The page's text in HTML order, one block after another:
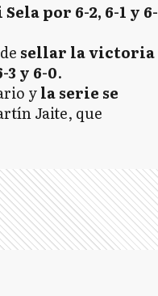
por 6-2, 6-1 y 6-
sellar la victoria
y 6-0.
yla serie se
Jaite, que